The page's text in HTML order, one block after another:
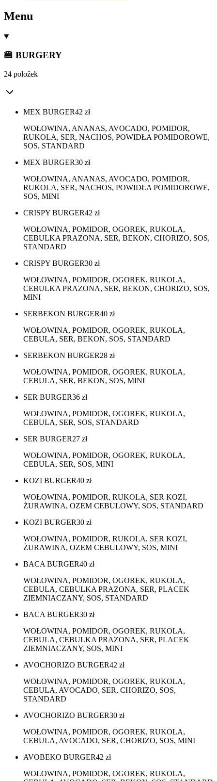
Menu
🍔 BURGERY
24 položek
MEX BURGER42 zł
WOŁOWINA, ANANAS, AVOCADO, POMIDOR,
RUKOLA, SER, NACHOS, POWIDŁA POMIDOROWE,
SOS, STANDARD
MEX BURGER30 zł
WOŁOWINA, ANANAS, AVOCADO, POMIDOR,
RUKOLA, SER, NACHOS, POWIDŁA POMIDOROWE,
SOS, MINI
CRISPY BURGER42 zł
WOŁOWINA, POMIDOR, OGOREK, RUKOLA,
CEBULKA PRAZONA, SER, BEKON, CHORIZO, SOS,
STANDARD
CRISPY BURGER30 zł
WOŁOWINA, POMIDOR, OGOREK, RUKOLA,
CEBULKA PRAZONA, SER, BEKON, CHORIZO, SOS,
MINI
SERBEKON BURGER40 zł
WOŁOWINA, POMIDOR, OGOREK, RUKOLA,
CEBULA, SER, BEKON, SOS, STANDARD
SERBEKON BURGER28 zł
WOŁOWINA, POMIDOR, OGOREK, RUKOLA,
CEBULA, SER, BEKON, SOS, MINI
SER BURGER36 zł
WOŁOWINA, POMIDOR, OGOREK, RUKOLA,
CEBULA, SER, SOS, STANDARD
SER BURGER27 zł
WOŁOWINA, POMIDOR, OGOREK, RUKOLA,
CEBULA, SER, SOS, MINI
KOZI BURGER40 zł
WOŁOWINA, POMIDOR, RUKOLA, SER KOZI,
ŻURAWINA, OZEM CEBULOWY, SOS, STANDARD
KOZI BURGER30 zł
WOŁOWINA, POMIDOR, RUKOLA, SER KOZI,
ŻURAWINA, OZEM CEBULOWY, SOS, MINI
BACA BURGER40 zł
WOŁOWINA, POMIDOR, OGOREK, RUKOLA,
CEBULA, CEBULKA PRAZONA, SER, PLACEK
ZIEMNIACZANY, SOS, STANDARD
BACA BURGER30 zł
WOŁOWINA, POMIDOR, OGOREK, RUKOLA,
CEBULA, CEBULKA PRAZONA, SER, PLACEK
ZIEMNIACZANY, SOS, MINI
AVOCHORIZO BURGER42 zł
WOŁOWINA, POMIDOR, OGOREK, RUKOLA,
CEBULA, AVOCADO, SER, CHORIZO, SOS,
STANDARD
AVOCHORIZO BURGER30 zł
WOŁOWINA, POMIDOR, OGOREK, RUKOLA,
CEBULA, AVOCADO, SER, CHORIZO, SOS, MINI
AVOBEKO BURGER42 zł
WOŁOWINA, POMIDOR, OGOREK, RUKOLA,